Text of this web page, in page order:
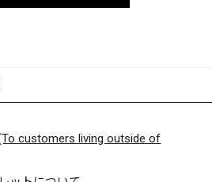
customers living outside of